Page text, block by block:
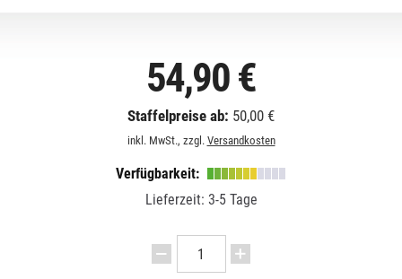
54,90 €
Staffelpreise ab: 50,00 €
inkl. MwSt., zzgl. Versandkosten
Verfügbarkeit:
Lieferzeit: 3-5 Tage